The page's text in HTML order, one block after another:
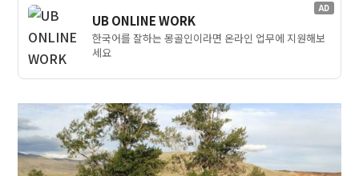
AD
UB ONLINE WORK
한국어를 잘하는 몽골인이라면 온라인 업무에 지원해보
세요